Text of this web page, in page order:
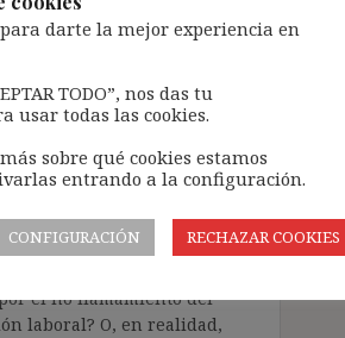
en epoca veraniega( ocho
de mantenimiento en
La reiteración en la
tener la consideración
año el trabajador
sus servicios de
fijo discontínuo para las
Unicamente una, con
el no llamamiento del
laboral? O, en realidad,
darte la mejor experiencia en
TODO”, nos das tu
usar todas las cookies.
sobre qué cookies estamos
entrando a la configuración.
CONFIGURACIÓN RECHAZAR COOKIES